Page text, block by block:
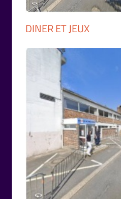
DINER ET JEUX